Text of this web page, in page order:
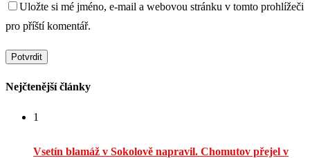
Uložte si mé jméno, e-mail a webovou stránku v tomto prohlížeči
pro příští komentář.
Nejčtenější články
1
Vsetín blamáž v Sokolově napravil. Chomutov přejel v